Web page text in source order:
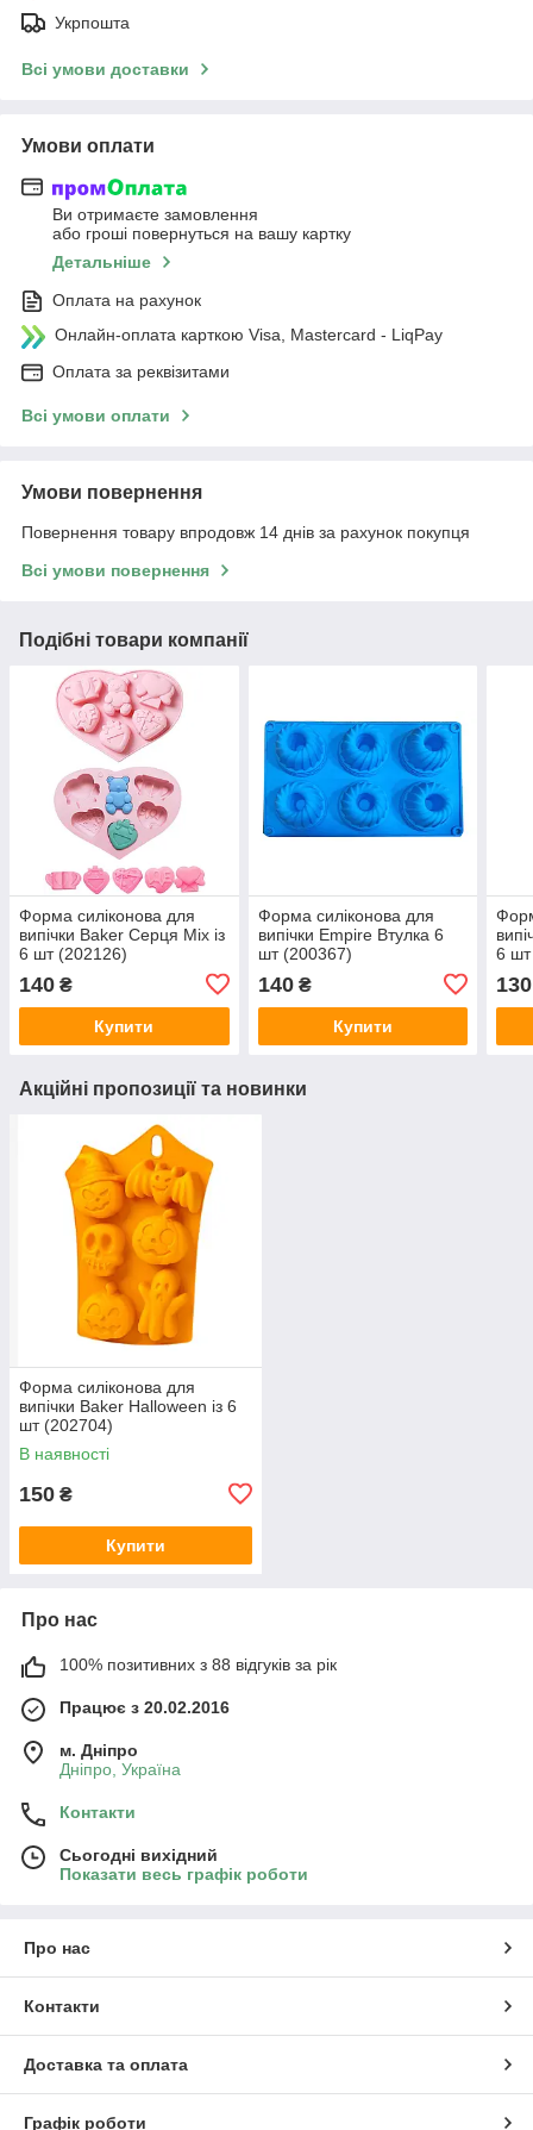
Укрпошта
Всі умови доставки
Умови оплати
Ви отримаєте замовлення
або гроші повернуться на вашу картку
Детальніше
Оплата на рахунок
Онлайн-оплата карткою Visa, Mastercard - LiqPay
Оплата за реквізитами
Всі умови оплати
Умови повернення
Повернення товару впродовж 14 днів за рахунок покупця
Всі умови повернення
Подібні товари компанії
Форма силіконова для
випічки Baker Серця Mix із
6 шт (202126)
140 ₴
Купити
Форма силіконова для
випічки Empire Втулка 6
шт (200367)
140₴
Купити
6
130
Акційні пропозиції та новинки
Форма силіконова для
випічки Baker Halloween із 6
шт (202704)
В наявності
150 ₴
Купити
Про нас
100% позитивних з 88 відгуків за рік
Працює з 20.02.2016
м. Дніпро
Дніпро, Україна
Контакти
Сьогодні вихідний
Показати весь графік роботи
Про нас
Контакти
Доставка та оплата
Графік роботи